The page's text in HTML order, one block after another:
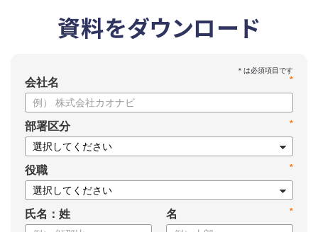
資料をダウンロード
*
会社名
*
部署区分
*
役職
氏名：姓 *
名